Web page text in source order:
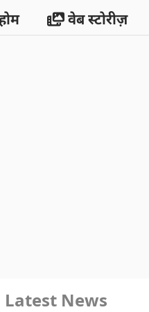
वेब स्टोरीज़
Latest News